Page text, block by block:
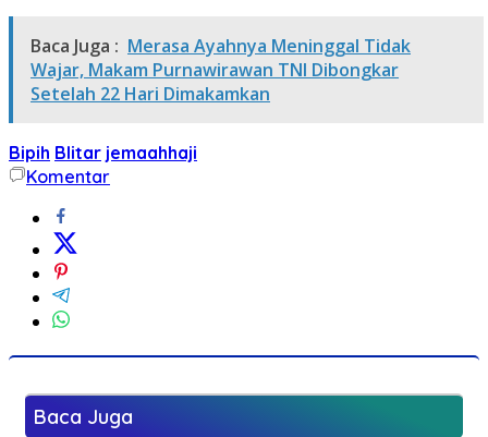
Baca Juga : Merasa Ayahnya Meninggal Tidak
Wajar, Makam Purnawirawan TNI Dibongkar
Setelah 22 Hari Dimakamkan
Bipih Blitar jemaahhaji
Komentar
Baca Juga